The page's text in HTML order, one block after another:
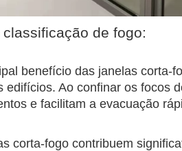
de fogo:
benefício das janelas corta-
edifícios. Ao confinar os focos
e facilitam a evacuação
corta-fogo contribuem